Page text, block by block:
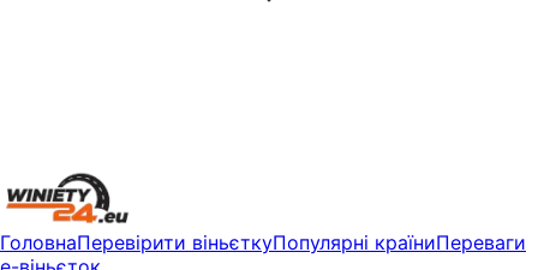
ГоловнаПеревірити віньєткуПопулярні країниПереваги